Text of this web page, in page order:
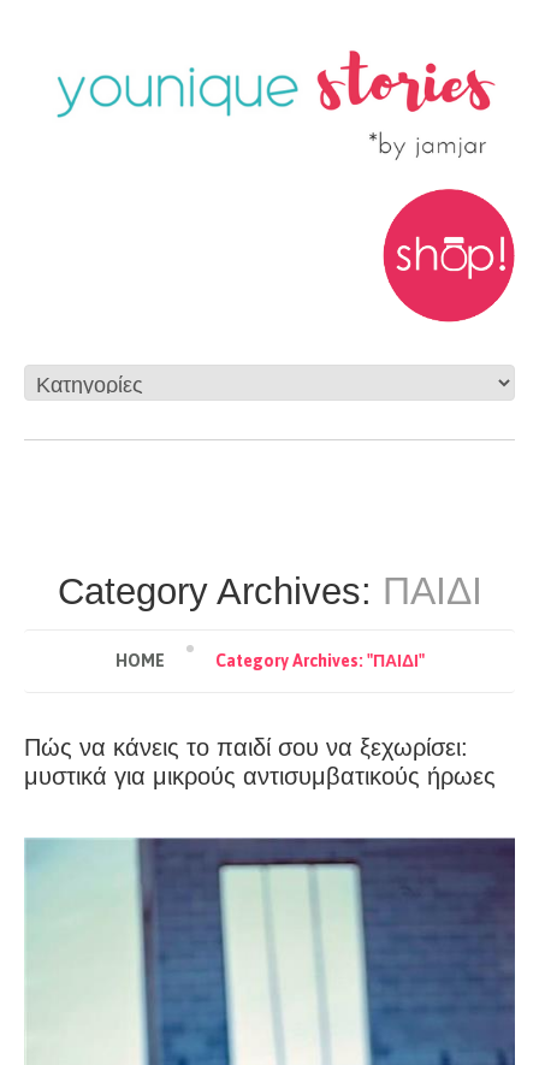
Category Archives: ΠΑΙΔΙ
HOME Category Archives: "ΠΑΙΔΙ"
Πώς να κάνεις το παιδί σου να ξεχωρίσει:
μυστικά για μικρούς αντισυμβατικούς ήρωες